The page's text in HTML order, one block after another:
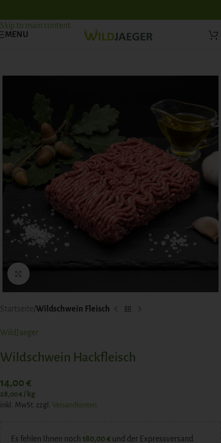
Skip to main content
MENU
Click to enlarge
Startseite Wildschwein Fleisch
WildJaeger
Wildschwein Hackfleisch
14,00 €
28,00€ / kg
inkl. MwSt. zzgl. Versandkosten
Es fehlen Ihnen noch 180,00€ und der Expressversand